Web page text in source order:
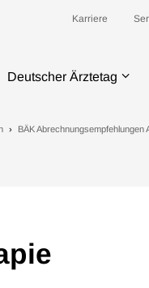
Karriere
Deutscher Ärztetag
BÄK Abrechnungsempfehlungen